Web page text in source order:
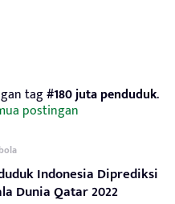
tag#180 juta penduduk.
postingan
Indonesia Diprediksi
Dunia Qatar 2022